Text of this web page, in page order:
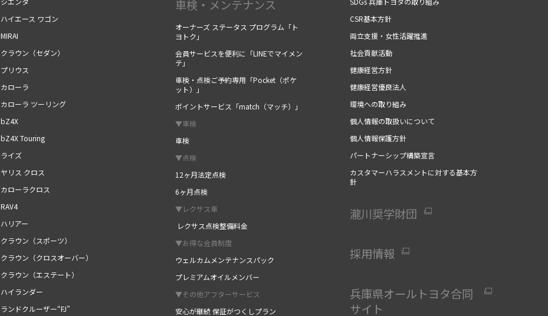
ハイエース ワゴン
MIRAI
クラウン（セダン）
プリウス
カローラ
カローラ ツーリング
bZ4X
bZ4X Touring
ライズ
ヤリス クロス
カローラクロス
RAV4
ハリアー
クラウン（スポーツ）
クラウン（クロスオーバー）
クラウン（エステート）
ハイランダー
ランドクルーザー“FJ”
車検・メンテナンス
オーナーズ ステータス プログラム「ト
ヨトク」
会員サービスを便利に「LINEでマイメン
テ」
車検・点検ご予約専用「Pocket（ポケ
ット）」
ポイントサービス「match（マッチ）」
▼車検
車検
▼点検
12ヶ月法定点検
6ヶ月点検
▼レクサス車
レクサス点検整備料金
▼お得な会員制度
ウェルカムメンテナンスパック
プレミアムオイルメンバー
▼その他アフターサービス
安心が継続 保証がつくしプラン
CSR基本方針
両立支援・女性活躍推進
社会貢献活動
健康経営方針
健康経営優良法人
環境への取り組み
個人情報の取扱いについて
個人情報保護方針
パートナーシップ構築宣言
カスタマーハラスメントに対する基本方
針
瀧川奨学財団
採用情報
兵庫県オールトヨタ合同
サイト